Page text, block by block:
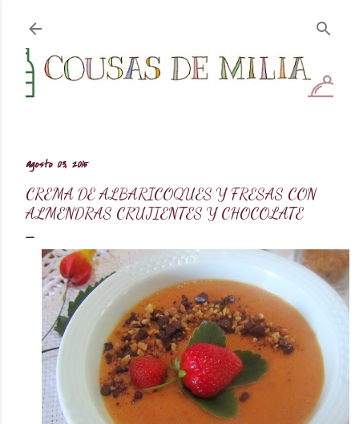
agosto 03, 2015
CREMA DE ALBARICOQUES Y FRESAS CON
ALMENDRAS CRUJIENTES Y CHOCOLATE